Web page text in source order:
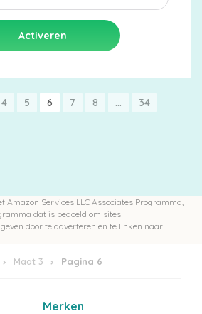
4 5 6 7 8 …
34
Amazon Services LLC Associates Programma,
dat is bedoeld om sites
door te adverteren en te linken naar
Maat 3 Pagina 6
Merken